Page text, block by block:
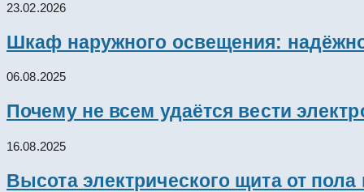
23.02.2026
Шкаф наружного освещения:
06.08.2025
Почему не всем удаётся вести
16.08.2025
Высота электрического щита от